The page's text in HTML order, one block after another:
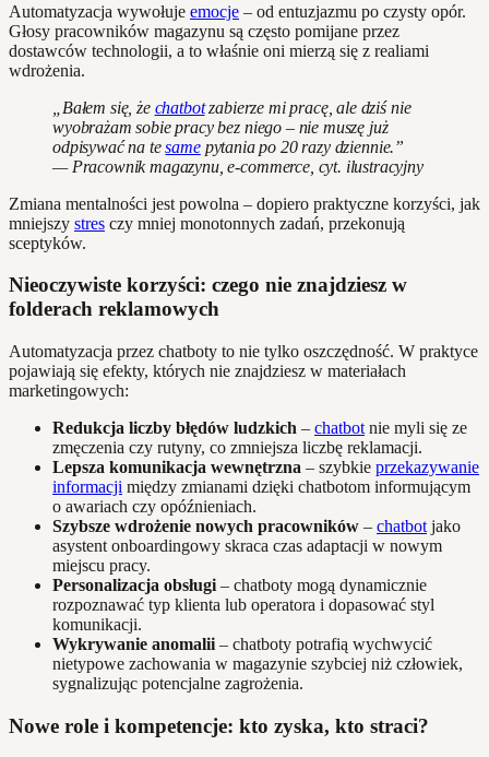
Automatyzacja wywołuje emocje – od entuzjazmu po czysty opór.
Głosy pracowników magazynu są często pomijane przez
dostawców technologii, a to właśnie oni mierzą się z realiami
wdrożenia.
„Bałem się, że chatbotzabierze mi pracę, ale dziś nie
wyobrażam sobie pracy bez niego – nie muszę już
odpisywać na tesamepytania po 20 razy dziennie.”
— Pracownik magazynu, e-commerce, cyt. ilustracyjny
Zmiana mentalności jest powolna – dopiero praktyczne korzyści, jak
mniejszy stres czy mniej monotonnych zadań, przekonują
sceptyków.
Nieoczywiste korzyści: czego nie znajdziesz w
folderach reklamowych
Automatyzacja przez chatboty to nie tylko oszczędność. W praktyce
pojawiają się efekty, których nie znajdziesz w materiałach
marketingowych:
Redukcja liczby błędów ludzkich – chatbot nie myli się ze
zmęczenia czy rutyny, co zmniejsza liczbę reklamacji.
Lepsza komunikacja wewnętrzna – szybkie przekazywanie
informacji między zmianami dzięki chatbotom informującym
o awariach czy opóźnieniach.
Szybsze wdrożenie nowych pracowników – chatbot jako
asystent onboardingowy skraca czas adaptacji w nowym
miejscu pracy.
Personalizacja obsługi – chatboty mogą dynamicznie
rozpoznawać typ klienta lub operatora i dopasować styl
komunikacji.
Wykrywanie anomalii – chatboty potrafią wychwycić
nietypowe zachowania w magazynie szybciej niż człowiek,
sygnalizując potencjalne zagrożenia.
Nowe role i kompetencje: kto zyska, kto straci?